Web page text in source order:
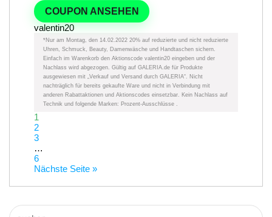
COUPON ANSEHEN
valentin20
*Nur am Montag, den 14.02.2022 20% auf reduzierte und nicht reduzierte
Uhren, Schmuck, Beauty, Damenwäsche und Handtaschen sichern.
Einfach im Warenkorb den Aktionscode valentin20 eingeben und der
Nachlass wird abgezogen. Gültig auf GALERIA.de für Produkte
ausgewiesen mit „Verkauf und Versand durch GALERIA“. Nicht
nachträglich für bereits gekaufte Ware und nicht in Verbindung mit
anderen Rabattaktionen und Aktionscodes einsetzbar. Kein Nachlass auf
Technik und folgende Marken: Prozent-Ausschlüsse .
1
2
3
…
6
Nächste Seite »